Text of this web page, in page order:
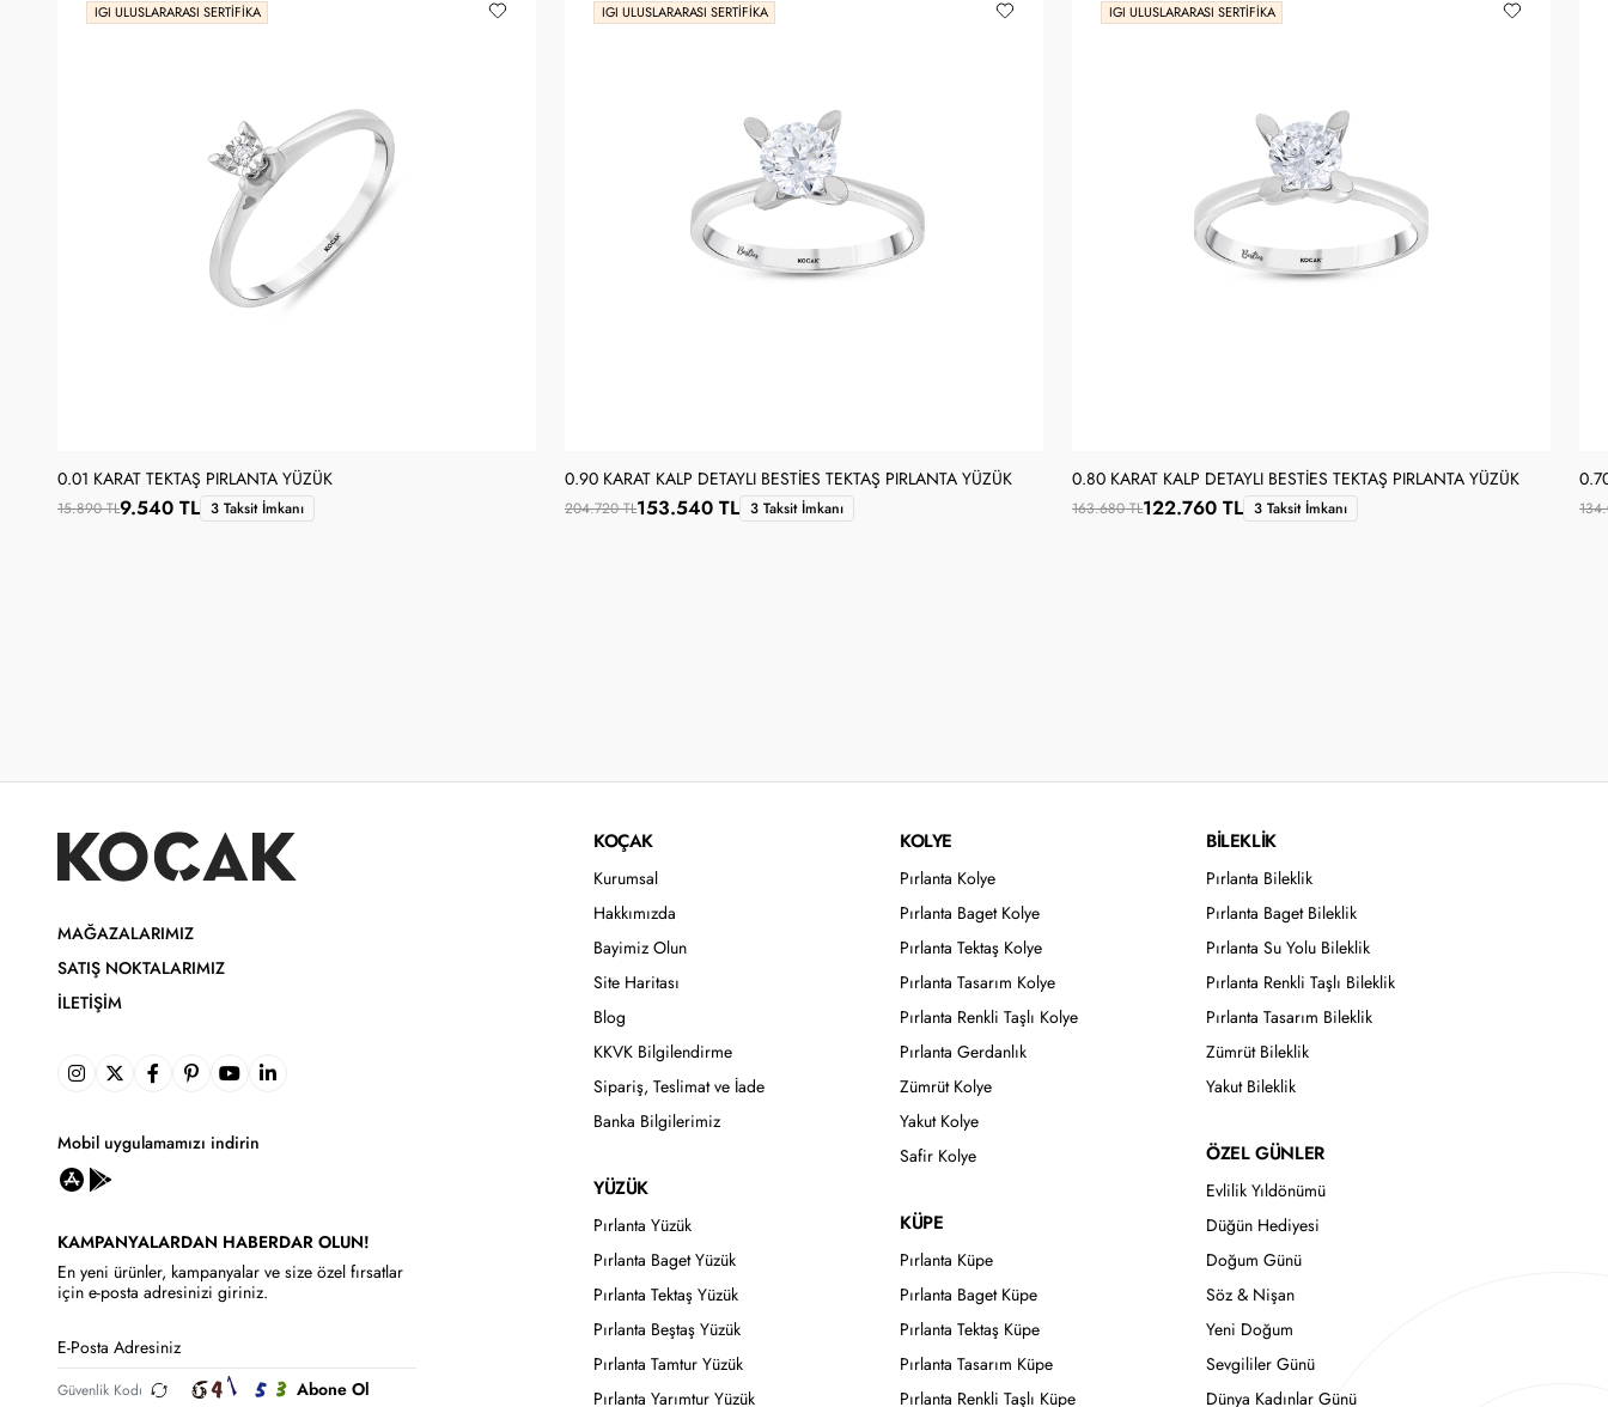
IGI ULUSLARARASI SERTIFIKA
0.01 KARAT TEKTAŞ PIRLANTA YÜZÜK
15.890 TL9.540 TL 3 Taksit İmkanı
IGI ULUSLARARASI SERTIFIKA
0.90 KARAT KALP DETAYLI BESTIES TEKTAŞ PIRLANTA YÜZÜK
204.720 TL153.540 TL 3 Taksit İmkanı
IGI ULUSLARARASI SERTIFIKA
0.80 KARAT KALP DETAYLI BESTIES TEKTAŞ PIRLANTA YÜZÜK
163.680 TL122.760 TL 3 Taksit İmkanı
MAĞAZALARIMIZ
SATIŞ NOKTALARIMIZ
İLETIŞIM
Mobil uygulamamızı indirin
KAMPANYALARDAN HABERDAR OLUN!
En yeni ürünler, kampanyalar ve size özel fırsatlar
için e-posta adresinizi giriniz.
Abone Ol
KOÇAK
Kurumsal
Hakkımızda
Bayimiz Olun
Site Haritası
Blog
KKVK Bilgilendirme
Sipariş, Teslimat ve İade
Banka Bilgilerimiz
YÜZÜK
Pırlanta Yüzük
Pırlanta Baget Yüzük
Pırlanta Tektaş Yüzük
Pırlanta Beştaş Yüzük
Pırlanta Tamtur Yüzük
Pırlanta Yarımtur Yüzük
KOLYE
Pırlanta Kolye
Pırlanta Baget Kolye
Pırlanta Tektaş Kolye
Pırlanta Tasarım Kolye
Pırlanta Renkli Taşlı Kolye
Pırlanta Gerdanlık
Zümrüt Kolye
Yakut Kolye
Safir Kolye
KÜPE
Pırlanta Küpe
Pırlanta Baget Küpe
Pırlanta Tektaş Küpe
Pırlanta Tasarım Küpe
Pırlanta Renkli Taşlı Küpe
BİLEKLİK
Pırlanta Bileklik
Pırlanta Baget Bileklik
Pırlanta Su Yolu Bileklik
Pırlanta Renkli Taşlı Bileklik
Pırlanta Tasarım Bileklik
Zümrüt Bileklik
Yakut Bileklik
ÖZEL GÜNLER
Evlilik Yıldönümü
Düğün Hediyesi
Doğum Günü
Söz & Nişan
Yeni Doğum
Sevgililer Günü
Dünya Kadınlar Günü